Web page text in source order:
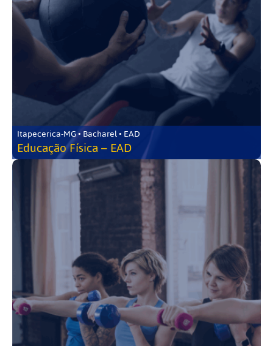
Itapecerica-MG • Bacharel • EAD
Educação Física – EAD